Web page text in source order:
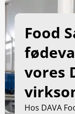
Food
vores
Hos DAVA